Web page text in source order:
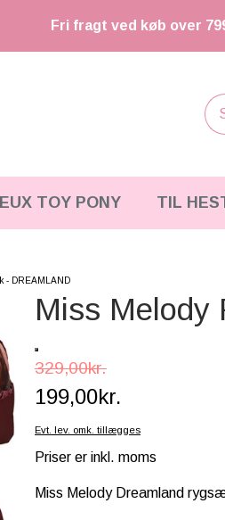
Fri fragt ved køb over
TOY PONY TIL
- DREAMLAND
Miss
329,00kr.
199,00kr.
Evt. lev. omk. tillægges
Priser er inkl. moms
Miss Melody Dreamland